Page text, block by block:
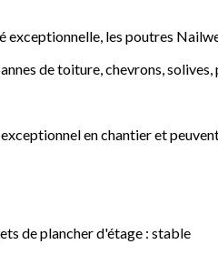
exceptionnelle, les poutres
de toiture, chevrons, solives,
en chantier et
de plancher d'étage : stable